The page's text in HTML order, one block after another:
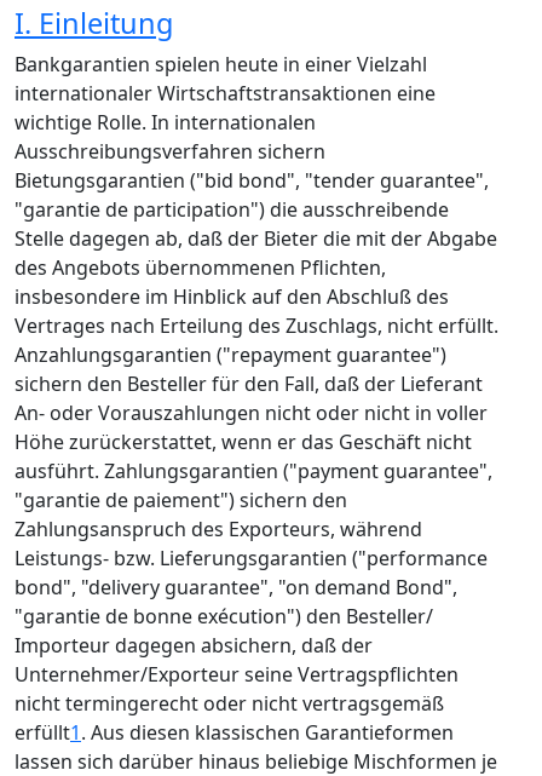
I. Einleitung
Bankgarantien spielen heute in einer Vielzahl
internationaler Wirtschaftstransaktionen eine
wichtige Rolle. In internationalen
Ausschreibungsverfahren sichern
Bietungsgarantien ("bid bond", "tender guarantee",
"garantie de participation") die ausschreibende
Stelle dagegen ab, daß der Bieter die mit der Abgabe
des Angebots übernommenen Pflichten,
insbesondere im Hinblick auf den Abschluß des
Vertrages nach Erteilung des Zuschlags, nicht erfüllt.
Anzahlungsgarantien ("repayment guarantee")
sichern den Besteller für den Fall, daß der Lieferant
An- oder Vorauszahlungen nicht oder nicht in voller
Höhe zurückerstattet, wenn er das Geschäft nicht
ausführt. Zahlungsgarantien ("payment guarantee",
"garantie de paiement") sichern den
Zahlungsanspruch des Exporteurs, während
Leistungs- bzw. Lieferungsgarantien ("performance
bond", "delivery guarantee", "on demand Bond",
"garantie de bonne exécution") den Besteller/
Importeur dagegen absichern, daß der
Unternehmer/Exporteur seine Vertragspflichten
nicht termingerecht oder nicht vertragsgemäß
erfüllt1. Aus diesen klassischen Garantieformen
lassen sich darüber hinaus beliebige Mischformen je